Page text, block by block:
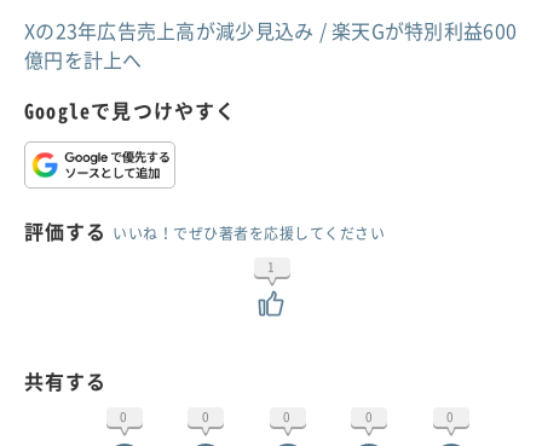
Xの23年広告売上高が減少見込み / 楽天Gが特別利益600
億円を計上へ
Googleで見つけやすく
評価する いいね！でぜひ著者を応援してください
1
共有する
0 0 0 0 0